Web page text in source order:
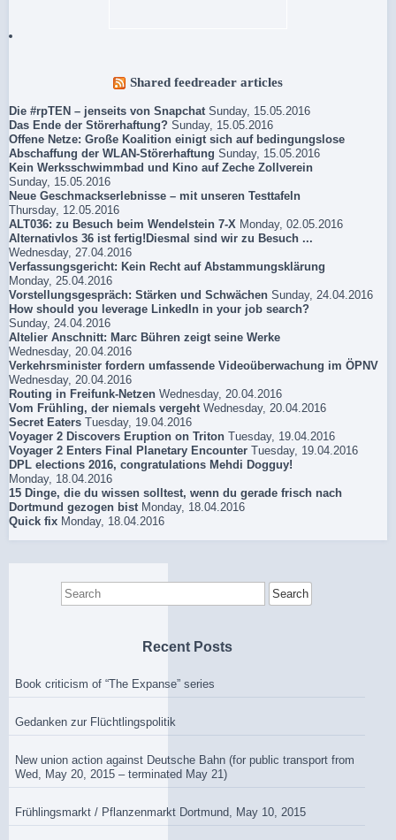
Shared feedreader articles
Die #rpTEN – jenseits von Snapchat Sunday, 15.05.2016
Das Ende der Störerhaftung? Sunday, 15.05.2016
Offene Netze: Große Koalition einigt sich auf bedingungslose
Abschaffung der WLAN-Störerhaftung Sunday, 15.05.2016
Kein Werksschwimmbad und Kino auf Zeche Zollverein
Sunday, 15.05.2016
Neue Geschmackserlebnisse – mit unseren Testtafeln
Thursday, 12.05.2016
ALT036: zu Besuch beim Wendelstein 7-X Monday, 02.05.2016
Alternativlos 36 ist fertig!Diesmal sind wir zu Besuch ...
Wednesday, 27.04.2016
Verfassungsgericht: Kein Recht auf Abstammungsklärung
Monday, 25.04.2016
Vorstellungsgespräch: Stärken und Schwächen Sunday, 24.04.2016
How should you leverage LinkedIn in your job search?
Sunday, 24.04.2016
Altelier Anschnitt: Marc Bühren zeigt seine Werke
Wednesday, 20.04.2016
Verkehrsminister fordern umfassende Videoüberwachung im ÖPNV
Wednesday, 20.04.2016
Routing in Freifunk-Netzen Wednesday, 20.04.2016
Vom Frühling, der niemals vergeht Wednesday, 20.04.2016
Secret Eaters Tuesday, 19.04.2016
Voyager 2 Discovers Eruption on Triton Tuesday, 19.04.2016
Voyager 2 Enters Final Planetary Encounter Tuesday, 19.04.2016
DPL elections 2016, congratulations Mehdi Dogguy!
Monday, 18.04.2016
15 Dinge, die du wissen solltest, wenn du gerade frisch nach
Dortmund gezogen bist Monday, 18.04.2016
Quick fix Monday, 18.04.2016
Search
for:
Recent Posts
Book criticism of “The Expanse” series
Gedanken zur Flüchtlingspolitik
New union action against Deutsche Bahn (for public transport from
Wed, May 20, 2015 – terminated May 21)
Frühlingsmarkt / Pflanzenmarkt Dortmund, May 10, 2015